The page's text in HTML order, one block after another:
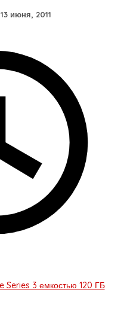
13 июня, 2011